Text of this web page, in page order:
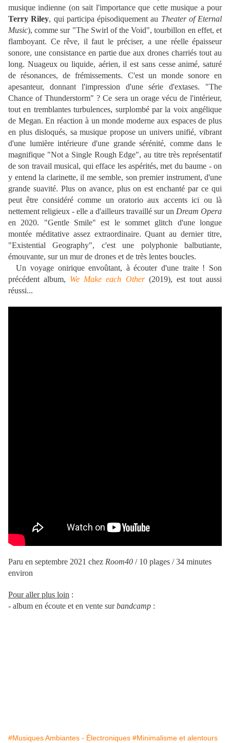
musique indienne (on sait l'importance que cette musique a pour
Terry Riley, qui participa épisodiquement au Theater of Eternal
Music), comme sur "The Swirl of the Void", tourbillon en effet, et
flamboyant. Ce rêve, il faut le préciser, a une réelle épaisseur
sonore, une consistance en partie due aux drones charriés tout au
long. Nuageux ou liquide, aérien, il est sans cesse animé, saturé
de résonances, de frémissements. C'est un monde sonore en
apesanteur, donnant l'impression d'une série d'extases. "The
Chance of Thunderstorm" ? Ce sera un orage vécu de l'intérieur,
tout en tremblantes turbulences, surplombé par la voix angélique
de Megan. En réaction à un monde moderne aux espaces de plus
en plus disloqués, sa musique propose un univers unifié, vibrant
d'une lumière intérieure d'une grande sérénité, comme dans le
magnifique "Not a Single Rough Edge", au titre très représentatif
de son travail musical, qui efface les aspérités, met du baume - on
y entend la clarinette, il me semble, son premier instrument, d'une
grande suavité. Plus on avance, plus on est enchanté par ce qui
peut être considéré comme un oratorio aux accents ici ou là
nettement religieux - elle a d'ailleurs travaillé sur un Dream Opera
en 2020. "Gentle Smile" est le sommet glitch d'une longue
montée méditative assez extraordinaire. Quant au dernier titre,
"Existential Geography", c'est une polyphonie balbutiante,
émouvante, sur un mur de drones et de très lentes boucles.
Un voyage onirique envoûtant, à écouter d'une traite ! Son
précédent album, We Make each Other(2019), est tout aussi
réussi...
Paru en septembre 2021 chez Room40 / 10 plages / 34 minutes
environ
Pour aller plus loin :
- album en écoute et en vente surbandcamp :
#Musiques Ambiantes - Électroniques #Minimalisme et alentours